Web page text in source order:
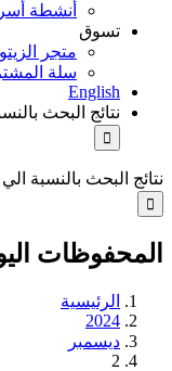
أنشطة
تسوق
متجر
سلة
English
نتائج البحث
نتائج البحث بالنسبة
المحفوظات
الرئيسية
2024
ديسمبر
2